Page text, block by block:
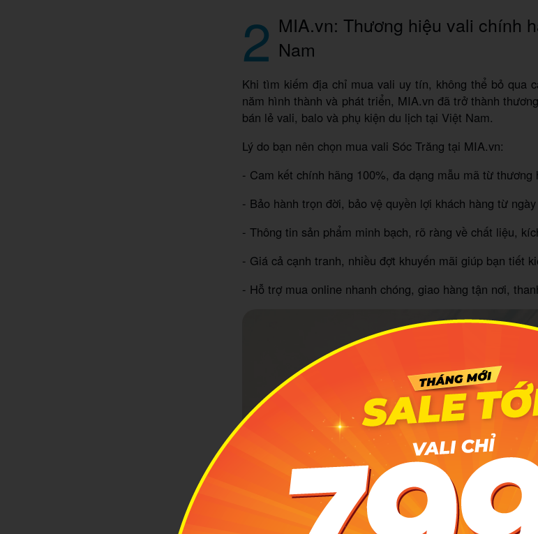
2 MIA.vn: Thương hiệu vali chính
Nam
Khi tìm kiếm địa chỉ mua vali uy tín, không thể bỏ qua
năm hình thành và phát triển, MIA.vn đã trở thành
bán lẻ vali, balo và phụ kiện du lịch tại Việt Nam.
Lý do bạn nên chọn mua vali Sóc Trăng tại MIA.vn:
- Cam kết chính hãng 100%, đa dạng mẫu mã từ thương
- Bảo hành trọn đời, bảo vệ quyền lợi khách hàng từ
- Thông tin sản phẩm minh bạch, rõ ràng về chất liệu,
- Giá cả cạnh tranh, nhiều đợt khuyến mãi giúp bạn tiết
- Hỗ trợ mua online nhanh chóng, giao hàng tận nơi,